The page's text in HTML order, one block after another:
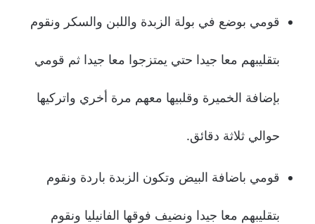
قومي بوضع في بولة الزبدة واللبن والسكر ونقوم
بتقليبهم معا جيدا حتي يمتزجوا معا جيدا ثم قومي
بإضافة الخميرة وقلبيها معهم مرة أخري واتركيها
حوالي ثلاثة دقائق.
قومي باضافة البيض وتكون الزبدة باردة ونقوم
بتقليبهم معا جيدا ونضيف فوقها الفانيليا ونقوم